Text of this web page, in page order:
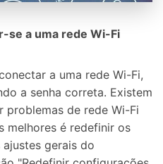
se a uma rede Wi-Fi
a uma rede Wi-Fi,
a senha correta. Existem
problemas de rede Wi-Fi
melhores é redefinir os
gerais do